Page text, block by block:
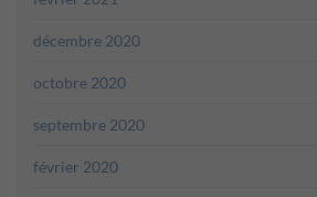
décembre 2020
octobre 2020
septembre 2020
février 2020